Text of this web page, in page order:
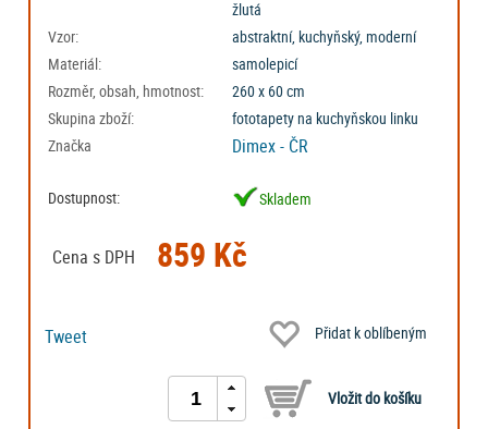
žlutá
Vzor:
abstraktní, kuchyňský, moderní
Materiál:
samolepicí
Rozměr, obsah, hmotnost:
260 x 60 cm
Skupina zboží:
fototapety na kuchyňskou linku
Značka
Dimex - ČR
Dostupnost: Skladem
Cena s DPH 859 Kč
Tweet Přidat k oblíbeným